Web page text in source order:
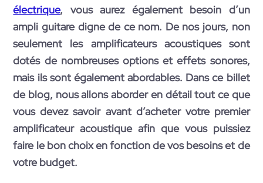
électrique, vous aurez également besoin d’un
ampli guitare digne de ce nom. De nos jours, non
seulement les amplificateurs acoustiques sont
dotés de nombreuses options et effets sonores,
mais ils sont également abordables. Dans ce billet
de blog, nous allons aborder en détail tout ce que
vous devez savoir avant d’acheter votre premier
amplificateur acoustique afin que vous puissiez
faire le bon choix en fonction de vos besoins et de
votre budget.